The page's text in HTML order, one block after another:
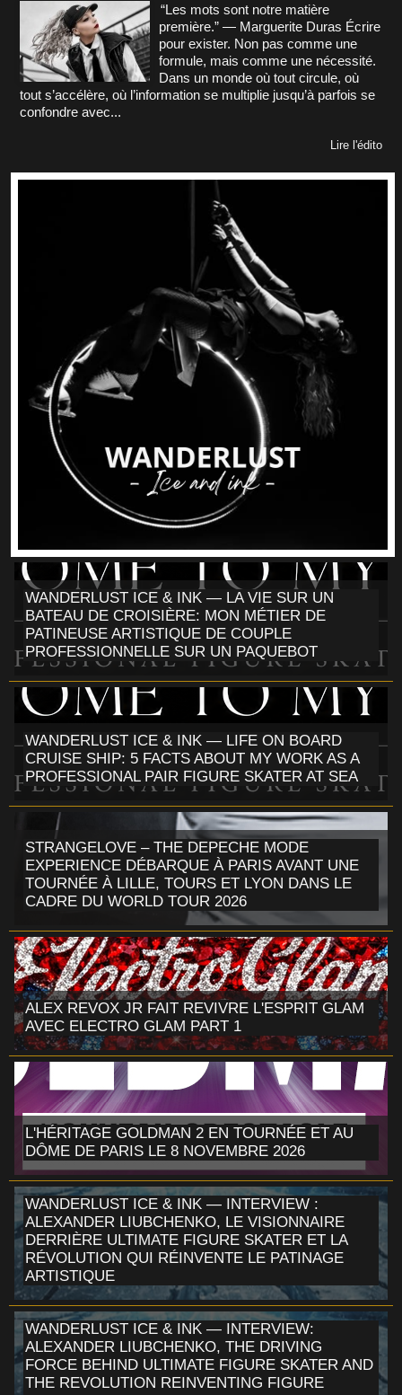
“Les mots sont notre matière
première.” — Marguerite Duras Écrire
pour exister. Non pas comme une
formule, mais comme une nécessité.
Dans un monde où tout circule, où
tout s’accélère, où l’information se multiplie jusqu’à parfois se
confondre avec...
Lire l'édito
WANDERLUST ICE & INK — LA VIE SUR UN
BATEAU DE CROISIÈRE: MON MÉTIER DE
PATINEUSE ARTISTIQUE DE COUPLE
PROFESSIONNELLE SUR UN PAQUEBOT
WANDERLUST ICE & INK — LIFE ON BOARD
CRUISE SHIP: 5 FACTS ABOUT MY WORK AS A
PROFESSIONAL PAIR FIGURE SKATER AT SEA
STRANGELOVE – THE DEPECHE MODE
EXPERIENCE DÉBARQUE À PARIS AVANT UNE
TOURNÉE À LILLE, TOURS ET LYON DANS LE
CADRE DU WORLD TOUR 2026
ALEX REVOX JR FAIT REVIVRE L'ESPRIT GLAM
AVEC ELECTRO GLAM PART 1
L'HÉRITAGE GOLDMAN 2 EN TOURNÉE ET AU
DÔME DE PARIS LE 8 NOVEMBRE 2026
WANDERLUST ICE & INK — INTERVIEW :
ALEXANDER LIUBCHENKO, LE VISIONNAIRE
DERRIÈRE ULTIMATE FIGURE SKATER ET LA
RÉVOLUTION QUI RÉINVENTE LE PATINAGE
ARTISTIQUE
WANDERLUST ICE & INK — INTERVIEW:
ALEXANDER LIUBCHENKO, THE DRIVING
FORCE BEHIND ULTIMATE FIGURE SKATER AND
THE REVOLUTION REINVENTING FIGURE